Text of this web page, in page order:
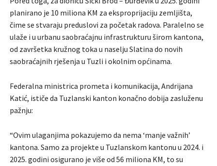
planirano je 10 miliona KM za eksproprijaciju zemljišta,
čime se stvaraju preduslovi za početak radova. Paralelno se
ulaže i u urbanu saobraćajnu infrastrukturu širom kantona,
od završetka kružnog toka u naselju Slatina do novih
saobraćajnih rješenja u Tuzli i okolnim općinama.
Federalna ministrica prometa i komunikacija, Andrijana
Katić, ističe da Tuzlanski kanton konačno dobija zasluženu
pažnju:
“Ovim ulaganjima pokazujemo da nema ‘manje važnih’
kantona. Samo za projekte u Tuzlanskom kantonu u 2024. i
2025. godini osigurano je više od 56 miliona KM, to su